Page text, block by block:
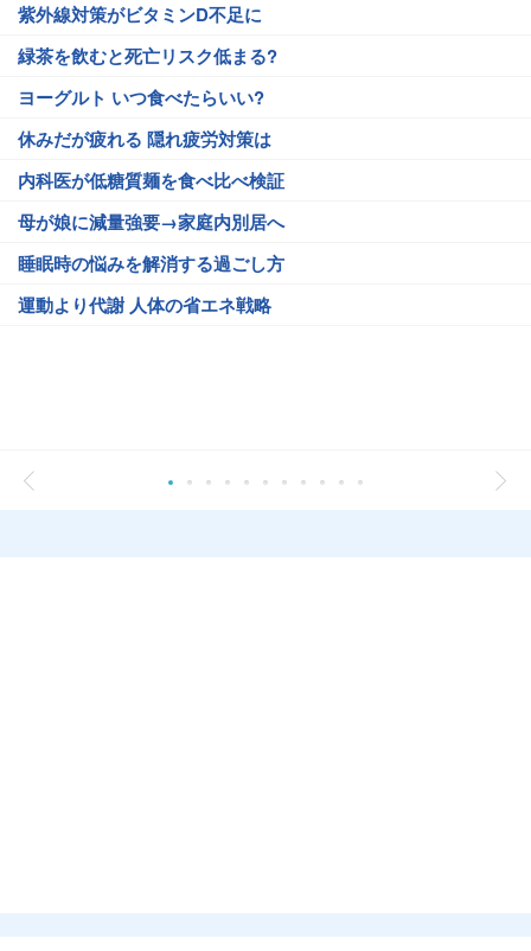
紫外線対策がビタミンD不足に
緑茶を飲むと死亡リスク低まる?
ヨーグルト いつ食べたらいい?
休みだが疲れる 隠れ疲労対策は
内科医が低糖質麺を食べ比べ検証
母が娘に減量強要→家庭内別居へ
睡眠時の悩みを解消する過ごし方
運動より代謝 人体の省エネ戦略